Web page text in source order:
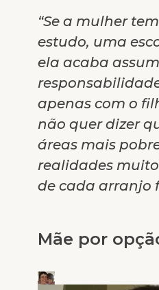
“Se a mulher
estudo, uma
ela acaba
apenas com o
não quer dizer
áreas mais
realidades
de cada arranjo
Mãe por